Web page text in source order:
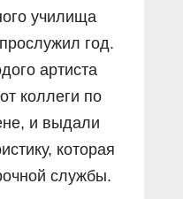
училища
год.
артиста
коллеги по
и выдали
которая
службы.